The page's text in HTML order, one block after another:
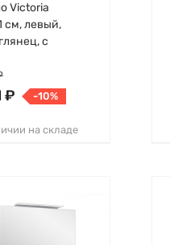
Victoria
см, левый,
с
₽
-10%
на складе